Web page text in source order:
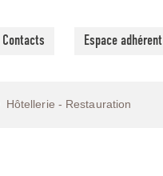
Contacts Espace adhérent
Hôtellerie - Restauration